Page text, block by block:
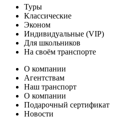
Туры
Классические
Эконом
Индивидуальные (VIP)
Для школьников
На своём транспорте
О компании
Агентствам
Наш транспорт
О компании
Подарочный сертификат
Новости